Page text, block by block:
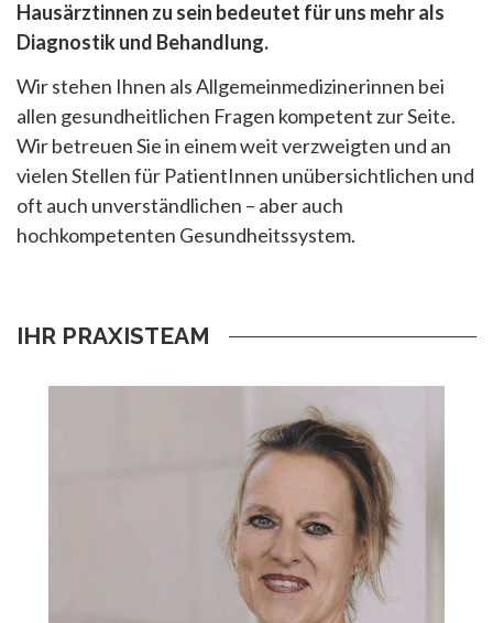
Hausärztinnen zu sein bedeutet für uns mehr als
Diagnostik und Behandlung.
Wir stehen Ihnen als Allgemeinmedizinerinnen bei
allen gesundheitlichen Fragen kompetent zur Seite.
Wir betreuen Sie in einem weit verzweigten und an
vielen Stellen für PatientInnen unübersichtlichen und
oft auch unverständlichen – aber auch
hochkompetenten Gesundheitssystem.
IHR PRAXISTEAM